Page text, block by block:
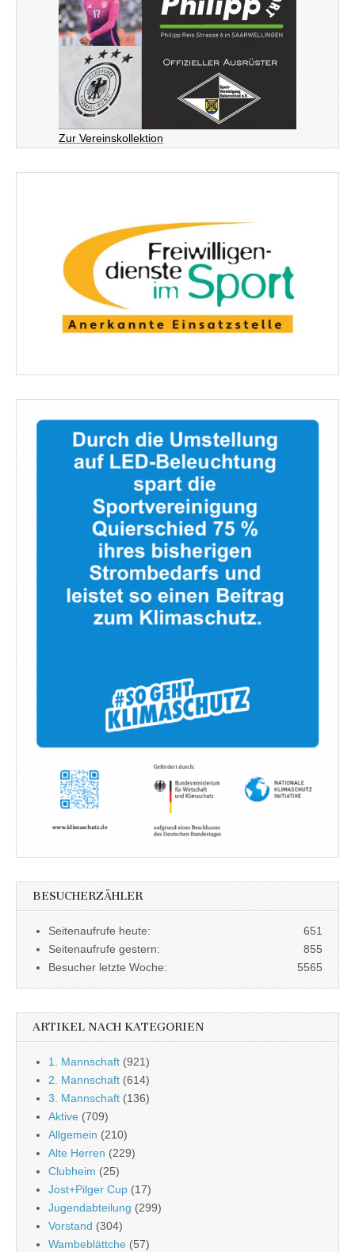
Zur Vereinskollektion
BESUCHERZÄHLER
651
Seitenaufrufe heute:
855
Seitenaufrufe gestern:
5565
Besucher letzte Woche:
ARTIKEL NACH KATEGORIEN
1. Mannschaft (921)
2. Mannschaft (614)
3. Mannschaft (136)
Aktive (709)
Allgemein (210)
Alte Herren (229)
Clubheim (25)
Jost+Pilger Cup (17)
Jugendabteilung (299)
Vorstand (304)
Wambeblättche (57)